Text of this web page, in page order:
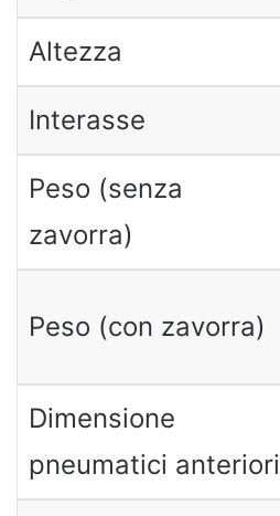
Altezza
Interasse
Peso (senza
zavorra)
Peso (con zavorra)
Dimensione
pneumatici anteriori